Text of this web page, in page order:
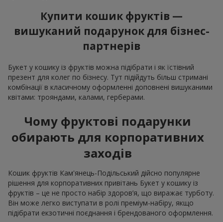
Купити кошик фруктів —
вишуканий подарунок для бізнес-
партнерів
Букет у кошику із фруктів можна підібрати і як їстівний
презент для колег по бізнесу. Тут підійдуть більш стримані
комбінації в класичному оформленні доповнені вишуканими
квітами: трояндами, калами, герберами.
Чому фруктові подарунки
обирають для корпоративних
заходів
Кошик фруктів Кам'янець-Подільський дійсно популярне
рішення для корпоративних привітань Букет у кошику із
фруктів – це не просто набір здоров’я, що виражає турботу.
Він може легко виступати в ролі преміум-набіру, якщо
підібрати екзотичні поєднання і брендованого оформлення.